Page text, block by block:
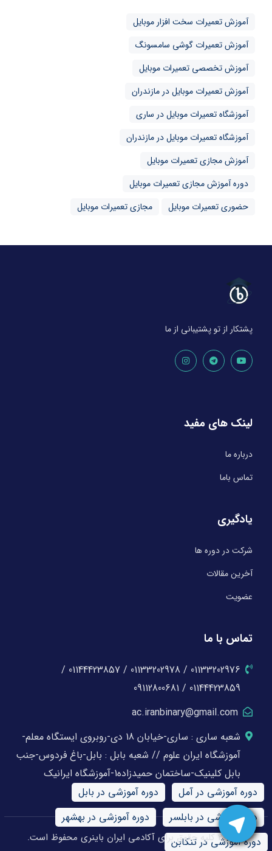
آموزش تعمیرات سخت افزار موبایل
آموزش تعمیرات گوشی سامسونگ
آموزش تخصصی تعمیرات موبایل
آموزش تعمیرات موبایل در مازندران
آموزشگاه تعمیرات موبایل در ساری
آموزشگاه تعمیرات موبایل در مازندران
آموزش مجازی تعمیرات موبایل
دوره آموزش مجازی تعمیرات موبایل
حضوری تعمیرات موبایل
مجازی تعمیرات موبایل
پشتکار از تو پشتیبانی از ما
لینک های مفید
درباره ما
تماس باما
یادگیری
شرکت در دوره ها
آخرین مقالات
عضویت
تماس با ما
01133202976 / 01133202978 / 01144423857 /
01144423859 / 09112800681
ac.iranbinary@gmail.com
شعبه ساری : ساری-خیابان 18 دی-روبروی ایستگاه معلم-
آموزشگاه ایران علوم // شعبه بابل : بابل-باغ فردوس-جنب
بابل کلینیک-ساختمان حمیدزاده1-آموزشگاه ایرانیک
دوره آموزشی در آمل
دوره آموزشی در بابل
دوره آموزشی در بابلسر
دوره آموزشی در بهشهر
دوره آموزشی در تنکابن
© 2026 کلیه حقوق برای آکادمی ایران باینری محفوظ است.